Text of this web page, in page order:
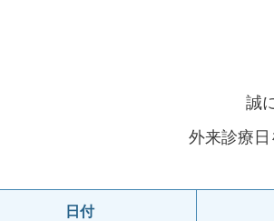
誠
外来診療日
日付